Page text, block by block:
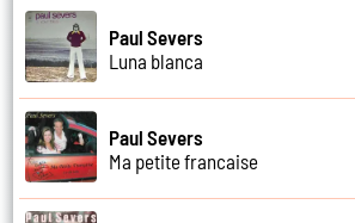
Paul Severs
Luna blanca
Paul Severs
Ma petite francaise